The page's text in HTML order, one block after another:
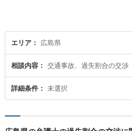
エリア 広島県
相談内容 交通事故、過失割合の交渉
詳細条件 未選択